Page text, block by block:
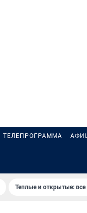
ТЕЛЕПРОГРАММА
Теплые и открытые: все